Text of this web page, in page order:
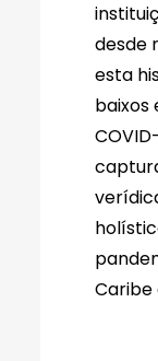
desde
esta
baixos
Caribe